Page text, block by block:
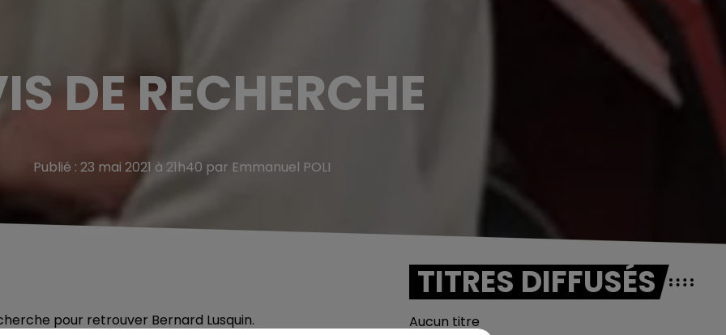
DE RECHERCHE
Publié : 23 mai 2021 à 21h40 par Emmanuel POLI
pour retrouver Bernard Lusquin.
TITRES DIFFUSÉS
Aucun titre